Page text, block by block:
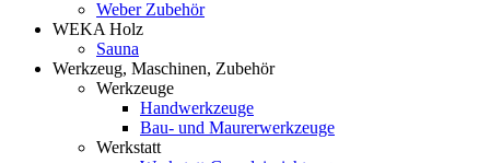
Weber Zubehör
WEKA Holz
Sauna
Werkzeug, Maschinen, Zubehör
Werkzeuge
Handwerkzeuge
Bau- und Maurerwerkzeuge
Werkstatt